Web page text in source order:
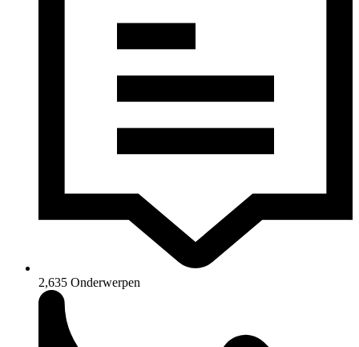
2,635 Onderwerpen